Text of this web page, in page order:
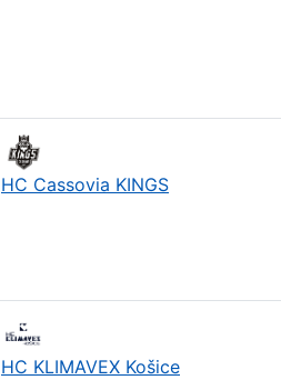
HC Cassovia KINGS
HC KLIMAVEX Košice